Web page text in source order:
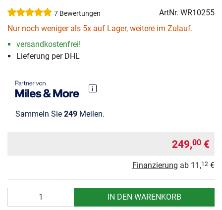
7 Bewertungen ArtNr. WR10255
Nur noch weniger als 5x auf Lager, weitere im Zulauf.
versandkostenfrei!
Lieferung per DHL
Sammeln Sie 249 Meilen.
249,00 €
Finanzierung ab 11,12 €
IN DEN WARENKORB